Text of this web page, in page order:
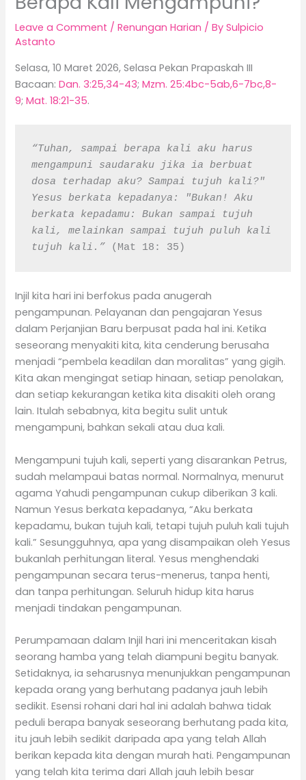
Leave a Comment /Renungan Harian / BySulpicio
Astanto
Selasa, 10 Maret 2026, Selasa Pekan Prapaskah III
Bacaan:Dan. 3:25,34-43;Mzm. 25:4bc-5ab,6-7bc,8-
9;Mat. 18:21-35.
“Tuhan, sampai berapa kali aku harus
mengampuni saudaraku jika ia berbuat
dosa terhadap aku? Sampai tujuh kali?"
Yesus berkata kepadanya: "Bukan! Aku
berkata kepadamu: Bukan sampai tujuh
kali, melainkan sampai tujuh puluh kali
tujuh kali.” (Mat 18: 35)
Injil kita hari ini berfokus pada anugerah
pengampunan. Pelayanan dan pengajaran Yesus
dalam Perjanjian Baru berpusat pada hal ini. Ketika
seseorang menyakiti kita, kita cenderung berusaha
menjadi “pembela keadilan dan moralitas” yang gigih.
Kita akan mengingat setiap hinaan, setiap penolakan,
dan setiap kekurangan ketika kita disakiti oleh orang
lain. Itulah sebabnya, kita begitu sulit untuk
mengampuni, bahkan sekali atau dua kali.
Mengampuni tujuh kali, seperti yang disarankan Petrus,
sudah melampaui batas normal. Normalnya, menurut
agama Yahudi pengampunan cukup diberikan 3 kali.
Namun Yesus berkata kepadanya, “Aku berkata
kepadamu, bukan tujuh kali, tetapi tujuh puluh kali tujuh
kali.” Sesungguhnya, apa yang disampaikan oleh Yesus
bukanlah perhitungan literal. Yesus menghendaki
pengampunan secara terus-menerus, tanpa henti,
dan tanpa perhitungan. Seluruh hidup kita harus
menjadi tindakan pengampunan.
Perumpamaan dalam Injil hari ini menceritakan kisah
seorang hamba yang telah diampuni begitu banyak.
Setidaknya, ia seharusnya menunjukkan pengampunan
kepada orang yang berhutang padanya jauh lebih
sedikit. Esensi rohani dari hal ini adalah bahwa tidak
peduli berapa banyak seseorang berhutang pada kita,
itu jauh lebih sedikit daripada apa yang telah Allah
berikan kepada kita dengan murah hati. Pengampunan
yang telah kita terima dari Allah jauh lebih besar